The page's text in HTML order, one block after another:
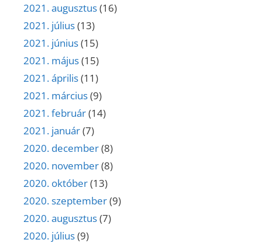
2021. augusztus(16)
2021. július(13)
2021. június(15)
2021. május(15)
2021. április(11)
2021. március(9)
2021. február(14)
2021. január(7)
2020. december(8)
2020. november(8)
2020. október(13)
2020. szeptember(9)
2020. augusztus(7)
2020. július(9)